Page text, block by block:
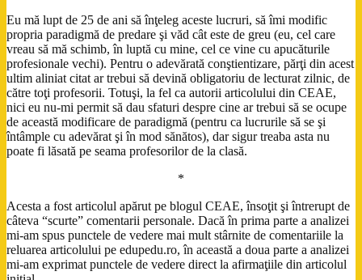
Eu mă lupt de 25 de ani să înţeleg aceste lucruri, să îmi modific
propria paradigmă de predare şi văd cât este de greu (eu, cel care
vreau să mă schimb, în luptă cu mine, cel ce vine cu apucăturile
profesionale vechi). Pentru o adevărată conştientizare, părţi din acest
ultim aliniat citat ar trebui să devină obligatoriu de lecturat zilnic, de
către toţi profesorii. Totuşi, la fel ca autorii articolului din CEAE,
nici eu nu-mi permit să dau sfaturi despre cine ar trebui să se ocupe
de această modificare de paradigmă (pentru ca lucrurile să se şi
întâmple cu adevărat şi în mod sănătos), dar sigur treaba asta nu
poate fi lăsată pe seama profesorilor de la clasă.
*
Acesta a fost articolul apărut pe blogul CEAE, însoţit şi întrerupt de
câteva “scurte” comentarii personale. Dacă în prima parte a analizei
mi-am spus punctele de vedere mai mult stârnite de comentariile la
reluarea articolului pe edupedu.ro, în această a doua parte a analizei
mi-am exprimat punctele de vedere direct la afirmaţiile din articolul